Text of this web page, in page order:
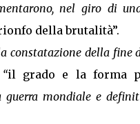
nel giro di
della brutalità”.
constatazione della fine
il grado e la forma
mondiale e